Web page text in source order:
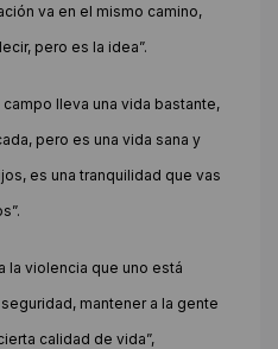
va en el mismo camino,
pero es la idea”.
lleva una vida bastante,
pero es una vida sana y
es una tranquilidad que vas
la violencia que uno está
mantener a la gente
calidad de vida”,